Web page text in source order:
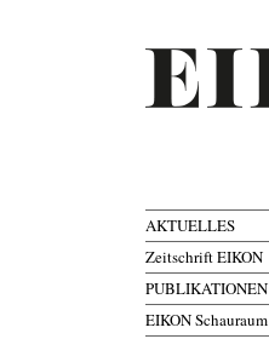
AKTUELLES
Zeitschrift EIKON
PUBLIKATIONEN
EIKON Schauraum